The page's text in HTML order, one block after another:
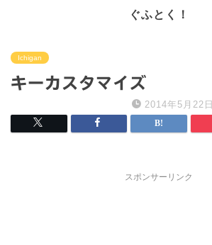
ぐふとく！
Ichigan
キーカスタマイズ
2014年5月22日
スポンサーリンク